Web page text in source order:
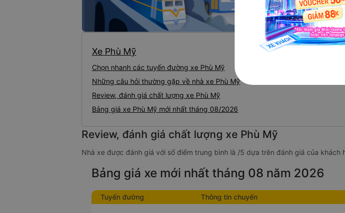
Xe Phù Mỹ
Chọn nhanh các tuyến đường xe Phù Mỹ
Những câu hỏi thường gặp về nhà xe Phù Mỹ
Review, đánh giá chất lượng xe Phù Mỹ
Bảng giá xe Phù Mỹ mới nhất tháng 08/2026
Review, đánh giá chất lượng xe Phù Mỹ
Nhà xe được đánh giá với số điểm trung bình là /5 dựa trên đánh giá của khách
Bảng giá xe mới nhất tháng 08 năm 2026
Tuyến đường Thông tin chuyến